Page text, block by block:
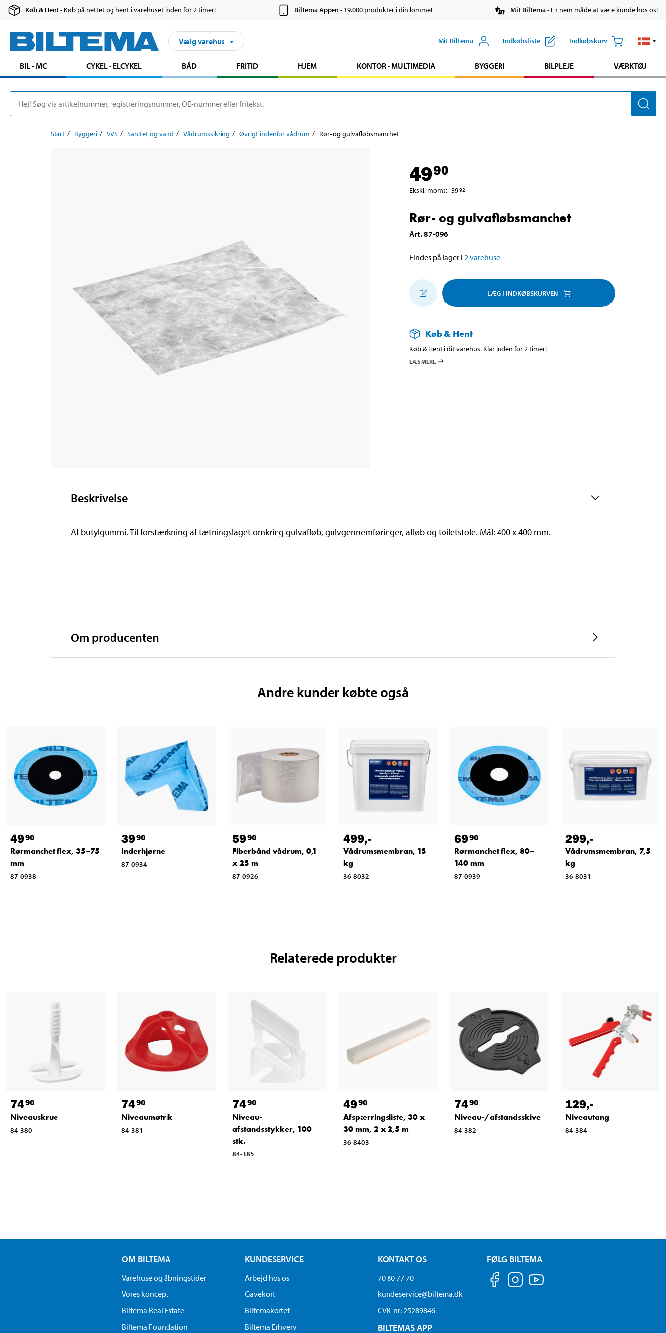
Køb & Hent- Køb på nettet og hent i varehuset inden for 2 timer! Biltema Appen- 19.000 produkter i din lomme! Mit Biltema- En nem måde at være kunde hos os!
Vælg varehus Mit Biltema Indkøbsliste Indkøbskurv
BIL - MC CYKEL - ELCYKEL BÅD FRITID HJEM KONTOR - MULTIMEDIA BYGGERI BILPLEJE VÆRKTØJ
Start Byggeri VVS Sanitet og vand Vådrumssikring Øvrigt indenfor vådrum Rør- og gulvafløbsmanchet
4990
Ekskl. moms: 3992
Rør- og gulvafløbsmanchet
Art.87-096
Findes på lager i 2varehuse
LÆG I INDKØBSKURVEN
Køb & Hent
Køb & Hent i dit varehus. Klar inden for 2 timer!
LÆS MERE
Beskrivelse
Af butylgummi. Til forstærkning af tætningslaget omkring gulvafløb, gulvgennemføringer, afløb og toiletstole. Mål: 400 x 400 mm.
Om producenten
Andre kunder købte også
4990
Rørmanchet flex, 35–75
mm
87-0938
3990
Inderhjørne
87-0934
5990
Fiberbånd vådrum, 0,1
x 25 m
87-0926
499,-
Vådrumsmembran, 15
kg
36-8032
6990
Rørmanchet flex, 80–
140 mm
87-0939
299,-
Vådrumsmembran, 7,5
kg
36-8031
Relaterede produkter
7490
Niveauskrue
84-380
7490
Niveaumøtrik
84-381
7490
Niveau-
afstandsstykker, 100
stk.
84-385
4990
Afspærringsliste, 30 x
30 mm, 2 x 2,5 m
36-8403
7490
Niveau-/afstandsskive
84-382
129,-
Niveautang
84-384
OM BILTEMA
Varehuse og åbningstider
Vores koncept
Biltema Real Estate
Biltema Foundation
KUNDESERVICE
Arbejd hos os
Gavekort
Biltemakortet
Biltema Erhverv
KONTAKT OS
70 80 77 70
kundeservice@biltema.dk
CVR-nr: 25289846
BILTEMAS APP
FØLG BILTEMA